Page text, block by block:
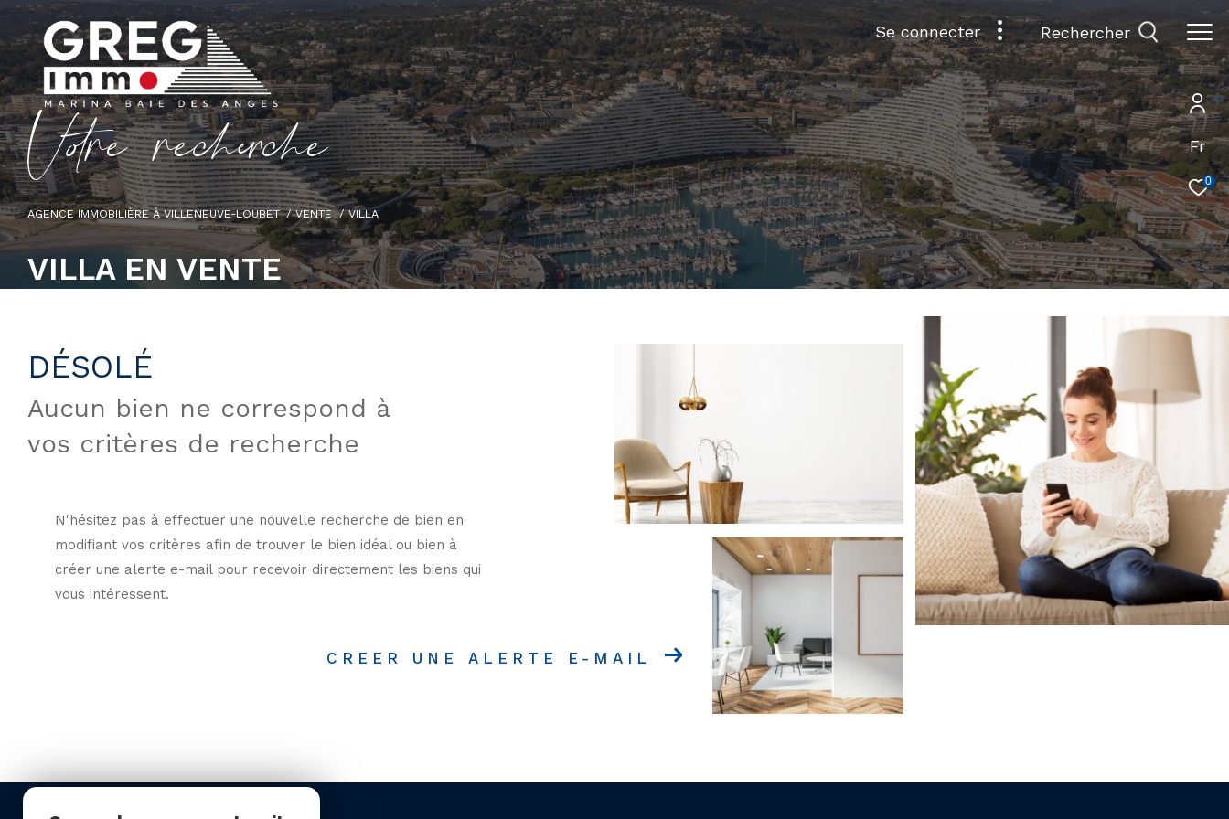
Fr
0
se connecter rechercher
Vore recece
AGENCE IMMOBILIÈRE À VILLENEUVE-LOUBET VENTE VILLA
VILLA EN VENTE
DÉSOLÉ
Aucun bien ne correspond à
vos critères de recherche
N'hésitez pas à effectuer une nouvelle recherche de bien en
modifiant vos critères afin de trouver le bien idéal ou bien à
créer une alerte e-mail pour recevoir directement les biens qui
vous intéressent.
CREER UNE ALERTE E-MAIL